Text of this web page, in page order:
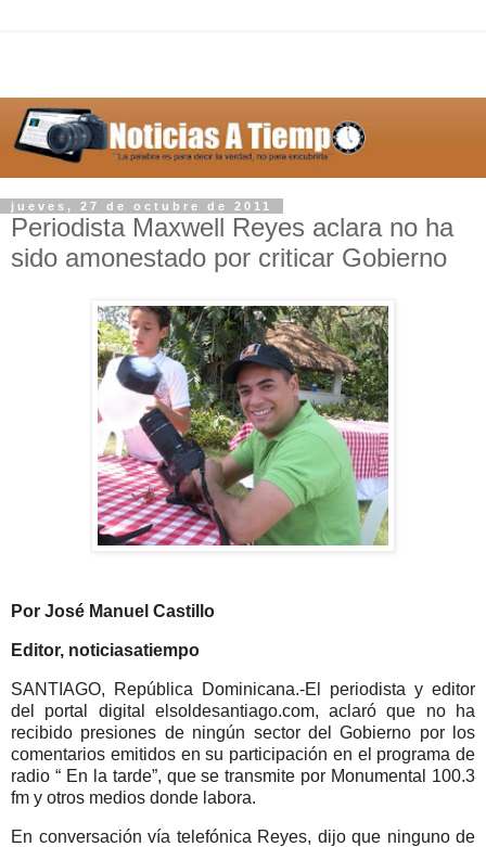
jueves, 27 de octubre de 2011
Periodista Maxwell Reyes aclara no ha
sido amonestado por criticar Gobierno
Por José Manuel Castillo
Editor, noticiasatiempo
SANTIAGO, República Dominicana.-El periodista y editor
del portal digital elsoldesantiago.com, aclaró que no ha
recibido presiones de ningún sector del Gobierno por los
comentarios emitidos en su participación en el programa de
radio “ En la tarde”, que se transmite por Monumental 100.3
fm y otros medios donde labora.
En conversación vía telefónica Reyes, dijo que ninguno de